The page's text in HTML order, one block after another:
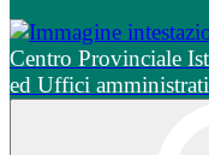
Centro Provinciale
ed Uffici